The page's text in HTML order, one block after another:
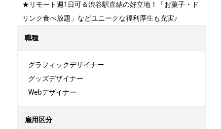
★リモート週1日可＆渋谷駅直結の好立地！「お菓子・ド
リンク食べ放題」などユニークな福利厚生も充実♪
職種
グラフィックデザイナー
グッズデザイナー
Webデザイナー
雇用区分